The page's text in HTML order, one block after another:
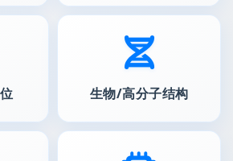
生物/高分子结构